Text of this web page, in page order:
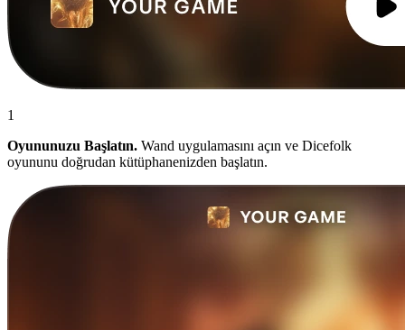
1
Oyununuzu Başlatın. Wand uygulamasını açın ve Dicefolk
oyununu doğrudan kütüphanenizden başlatın.